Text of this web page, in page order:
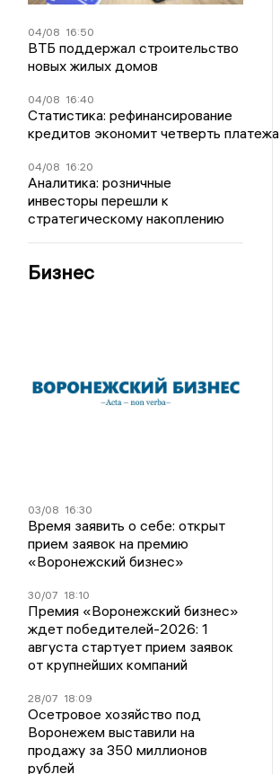
04/08 16:50
ВТБ поддержал строительство
новых жилых домов
04/08 16:40
Статистика: рефинансирование
кредитов экономит четверть платежа
04/08 16:20
Аналитика: розничные
инвесторы перешли к
стратегическому накоплению
Бизнес
03/08 16:30
Время заявить о себе: открыт
прием заявок на премию
«Воронежский бизнес»
30/07 18:10
Премия «Воронежский бизнес»
ждет победителей-2026: 1
августа стартует прием заявок
от крупнейших компаний
28/07 18:09
Осетровое хозяйство под
Воронежем выставили на
продажу за 350 миллионов
рублей